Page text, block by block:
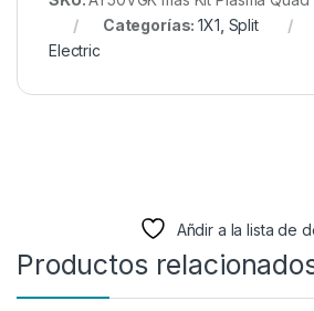
Categorías:1X1, Split
Electric
Añdir a la lista de
Productos